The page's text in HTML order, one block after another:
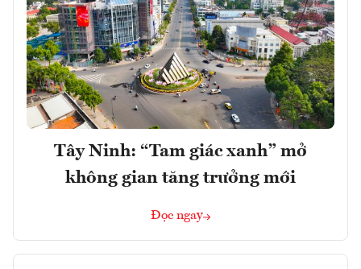
Tây Ninh: “Tam giác xanh” mở
không gian tăng trưởng mới
Đọc ngay